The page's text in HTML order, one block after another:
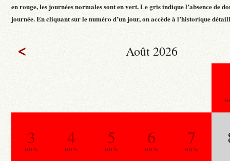
en rouge, les journées normales sont en vert. Le gris indique l’absence de
journée. En cliquant sur le numéro d’un jour, on accède à l’historique
< Août 2026
3
0.0 %
4
0.0 %
5
0.0 %
6
0.0 %
7
0.0 %